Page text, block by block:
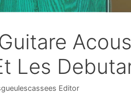
Les
Editor